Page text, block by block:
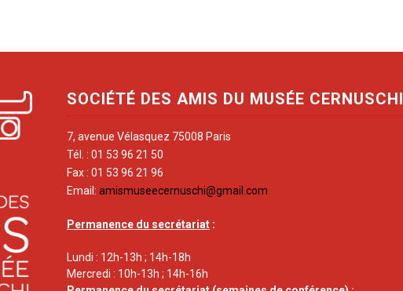
SOCIÉTÉ DES AMIS DU MUSÉE CERNUSCHI
7, avenue Vélasquez 75008 Paris
Tél. : 01 53 96 21 50
Fax : 01 53 96 21 96
Email: amismuseecernuschi@gmail.com
Permanence du secrétariat :
Lundi : 12h-13h ; 14h-18h
Mercredi : 10h-13h ; 14h-16h